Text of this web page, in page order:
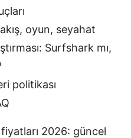
oyun, seyahat
Surfshark mı,
politikası
2026: güncel